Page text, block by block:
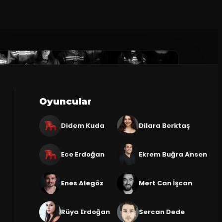
Oyuncular
Didem Kuda Dilara Berktaş
Ece Erdoğan Ekrem Buğra Ansen
Enes Alegöz Mert Can İşcan
Rüya Erdoğan Sercan Dede